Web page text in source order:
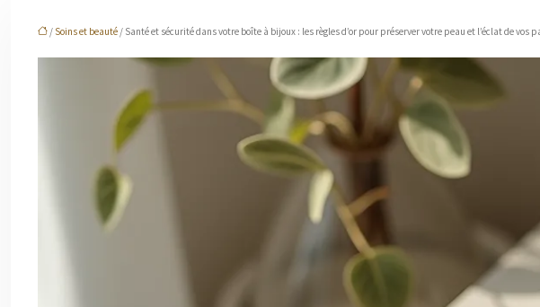
/ Soins et beauté / Santé et sécurité dans votre boîte à bijoux : les règles d’or pour préserver votre peau et l’éclat de vos